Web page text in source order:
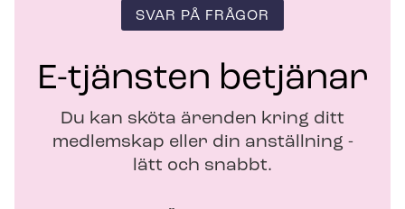
e
r
SVAR PÅ FRÅGOR
E-tjänsten betjänar
Du kan sköta ärenden kring ditt
medlemskap eller din anställning -
lätt och snabbt.